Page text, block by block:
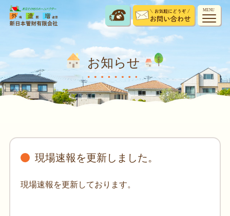
MENU
お知らせ
現場速報を更新しました。
現場速報を更新しております。